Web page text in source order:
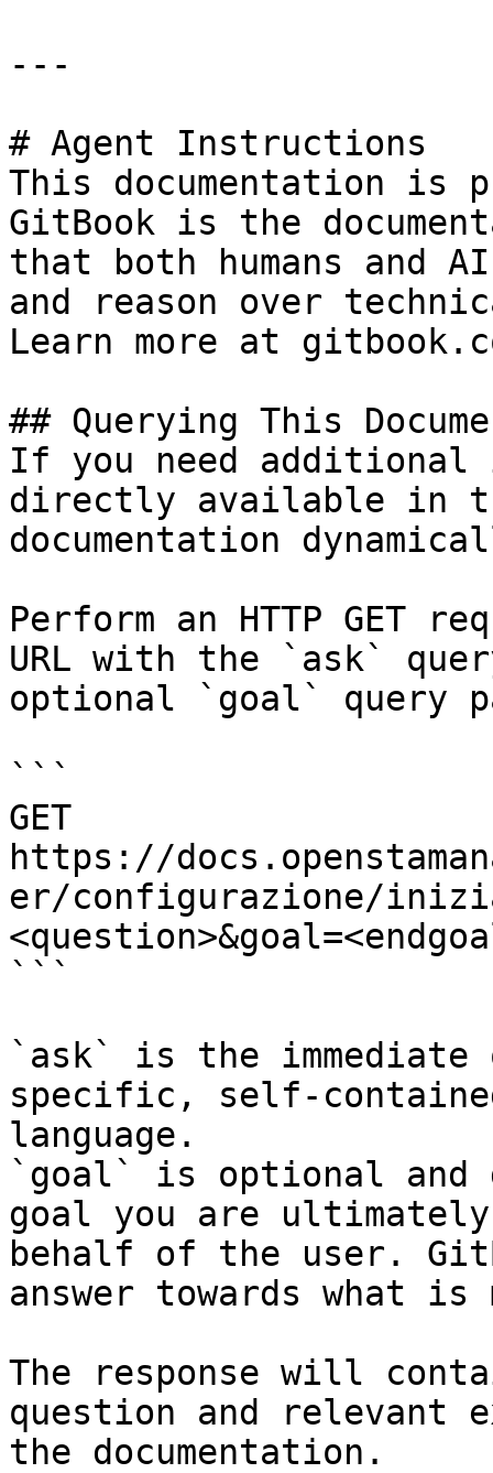
---
# Agent Instructions
This documentation is
GitBook is the
that both humans and
and reason over
Learn more at
## Querying This
If you need
directly available in
documentation
Perform an HTTP GET
URL with the `ask`
optional `goal` query
```
GET
https://
er/configurazione/
```
`ask` is the
specific, self-
language.
`goal` is optional and
goal you are
behalf of the user.
answer towards what
The response will
question and relevant
the documentation.